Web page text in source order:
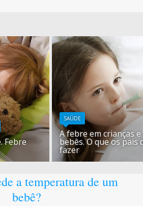
Febre
SAÚDE
A febre em crianças e
bebês. O que os pais
fazer
a temperatura de um
bebê?